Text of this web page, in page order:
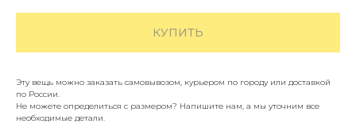
КУПИТЬ
Эту вещь можно заказать самовывозом, курьером по городу или доставкой
по России.
Не можете определиться с размером? Напишите нам, а мы уточним все
необходимые детали.